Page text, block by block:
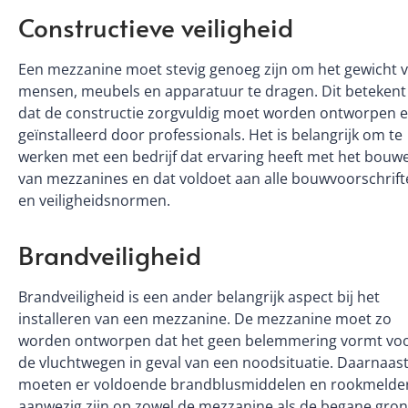
Constructieve veiligheid
Een mezzanine moet stevig genoeg zijn om het gewicht
mensen, meubels en apparatuur te dragen. Dit betekent
dat de constructie zorgvuldig moet worden ontworpen
geïnstalleerd door professionals. Het is belangrijk om te
werken met een bedrijf dat ervaring heeft met het
van mezzanines en dat voldoet aan alle
en veiligheidsnormen.
Brandveiligheid
Brandveiligheid is een ander belangrijk aspect bij het
installeren van een mezzanine. De mezzanine moet zo
worden ontworpen dat het geen belemmering vormt
de vluchtwegen in geval van een noodsituatie. Daarnaast
moeten er voldoende brandblusmiddelen en